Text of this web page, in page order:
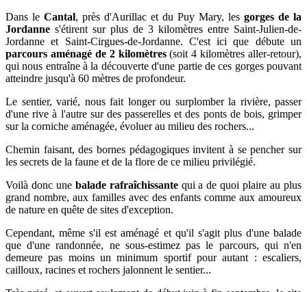
Dans le Cantal, près d'Aurillac et du Puy Mary, les gorges de la
Jordanne s'étirent sur plus de 3 kilomètres entre Saint-Julien-de-
Jordanne et Saint-Cirgues-de-Jordanne. C'est ici que débute un
parcours aménagé de 2 kilomètres(soit 4 kilomètres aller-retour),
qui nous entraîne à la découverte d'une partie de ces gorges pouvant
atteindre jusqu'à 60 mètres de profondeur.
Le sentier, varié, nous fait longer ou surplomber la rivière, passer
d'une rive à l'autre sur des passerelles et des ponts de bois, grimper
sur la corniche aménagée, évoluer au milieu des rochers...
Chemin faisant, des bornes pédagogiques invitent à se pencher sur
les secrets de la faune et de la flore de ce milieu privilégié.
Voilà donc une balade rafraîchissantequi a de quoi plaire au plus
grand nombre, aux familles avec des enfants comme aux amoureux
de nature en quête de sites d'exception.
Cependant, même s'il est aménagé et qu'il s'agit plus d'une balade
que d'une randonnée, ne sous-estimez pas le parcours, qui n'en
demeure pas moins un minimum sportif pour autant : escaliers,
cailloux, racines et rochers jalonnent le sentier...